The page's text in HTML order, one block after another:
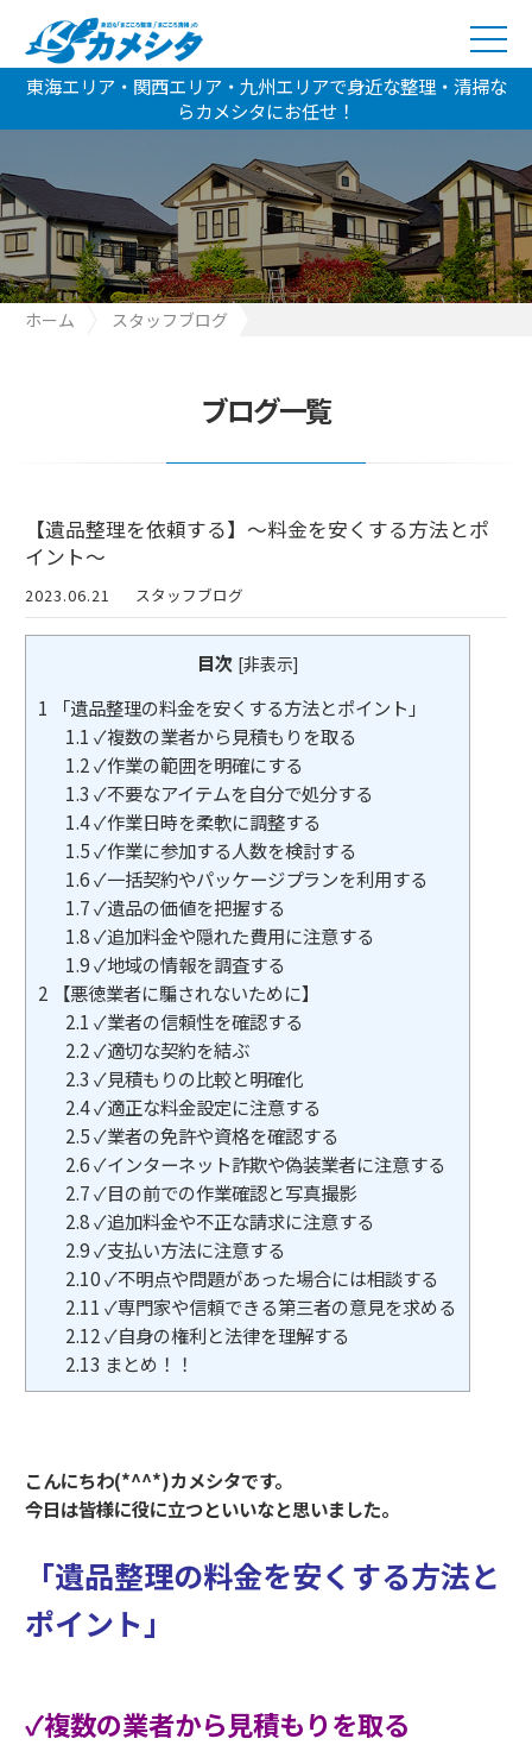
東海エリア・関西エリア・九州エリアで身近な整理・清掃な
らカメシタにお任せ！
ホーム
スタッフブログ
ブログ一覧
【遺品整理を依頼する】～料金を安くする方法とポ
イント～
2023.06.21 スタッフブログ
目次 [非表示]
1 「遺品整理の料金を安くする方法とポイント」
1.1 ✓複数の業者から見積もりを取る
1.2✓作業の範囲を明確にする
1.3 ✓不要なアイテムを自分で処分する
1.4✓作業日時を柔軟に調整する
1.5✓作業に参加する人数を検討する
1.6✓一括契約やパッケージプランを利用する
1.7✓遺品の価値を把握する
1.8✓追加料金や隠れた費用に注意する
1.9✓地域の情報を調査する
2 【悪徳業者に騙されないために】
2.1 ✓業者の信頼性を確認する
2.2✓適切な契約を結ぶ
2.3 ✓見積もりの比較と明確化
2.4✓適正な料金設定に注意する
2.5✓業者の免許や資格を確認する
2.6✓インターネット詐欺や偽装業者に注意する
2.7✓目の前での作業確認と写真撮影
2.8✓追加料金や不正な請求に注意する
2.9✓支払い方法に注意する
2.10✓不明点や問題があった場合には相談する
2.11 ✓専門家や信頼できる第三者の意見を求める
2.12✓自身の権利と法律を理解する
2.13 まとめ！！
こんにちわ(*^^*)カメシタです。
今日は皆様に役に立つといいなと思いました。
「遺品整理の料金を安くする方法と
ポイント」
✓複数の業者から見積もりを取る